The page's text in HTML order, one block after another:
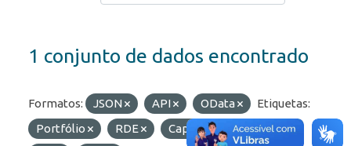
1 conjunto de dados encontrado
Formatos: JSON API OData
Etiquetas:
Portfólio
RDE
Capitais Estrangeiros